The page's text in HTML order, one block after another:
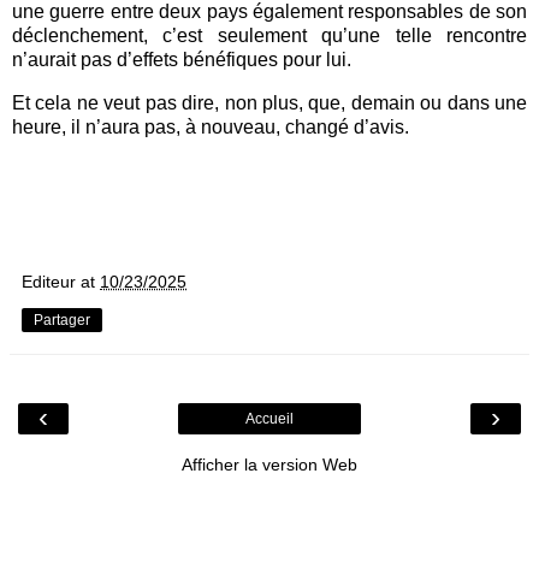
une guerre entre deux pays également responsables de son
déclenchement, c’est seulement qu’une telle rencontre
n’aurait pas d’effets bénéfiques pour lui.
Et cela ne veut pas dire, non plus, que, demain ou dans une
heure, il n’aura pas, à nouveau, changé d’avis.
Editeur at 10/23/2025
Partager
‹ ›
Accueil
Afficher la version Web